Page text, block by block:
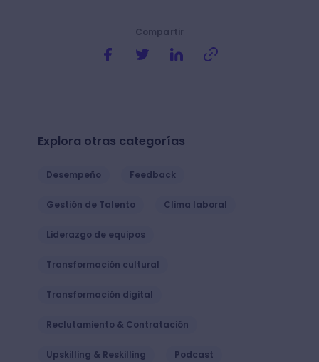
Compartir
Explora otras categorías
Desempeño Feedback
Gestión de Talento Clima laboral
Liderazgo de equipos
Transformación cultural
Transformación digital
Reclutamiento & Contratación
Upskilling & Reskilling Podcast